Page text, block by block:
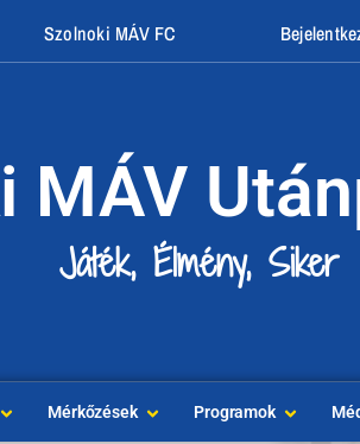
Szolnoki MÁV FC
MÁV
Játék, Élmény, Siker
Mérkőzések Programok